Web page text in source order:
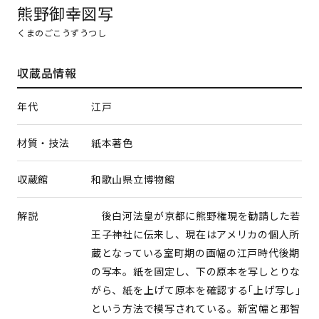
熊野御幸図写
くまのごこうずうつし
収蔵品情報
年代 江戸
材質・技法 紙本著色
収蔵館 和歌山県立博物館
解説
後白河法皇が京都に熊野権現を勧請した若
王子神社に伝来し、現在はアメリカの個人所
蔵となっている室町期の画幅の江戸時代後期
の写本。紙を固定し、下の原本を写しとりな
がら、紙を上げて原本を確認する｢上げ写し｣
という方法で模写されている。新宮幅と那智